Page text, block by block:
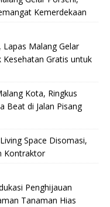
Kemerdekaan
Lapas Malang Gelar
Kesehatan Gratis untuk
Kota, Ringkus
Beat di Jalan Pisang
Space Disomasi,
Kontraktor
Penghijauan
Tanaman Hias